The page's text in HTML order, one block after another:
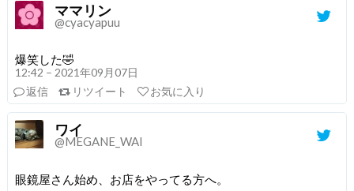
ママリン
@cyacyapuu
爆笑した🤣
12:42 – 2021年09月07日
返信
リツイート お気に入り
ワイ
@MEGANE_WAI
眼鏡屋さん始め、お店をやってる方へ。